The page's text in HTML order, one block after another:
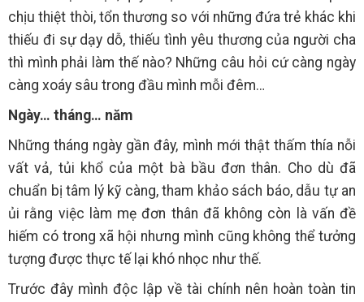
chịu thiệt thòi, tổn thương so với những đứa trẻ khác khi
thiếu đi sự dạy dỗ, thiếu tình yêu thương của người cha
thì mình phải làm thế nào? Những câu hỏi cứ càng ngày
càng xoáy sâu trong đầu mình mỗi đêm…
Ngày… tháng… năm
Những tháng ngày gần đây, mình mới thật thấm thía nỗi
vất vả, tủi khổ của một bà bầu đơn thân. Cho dù đã
chuẩn bị tâm lý kỹ càng, tham khảo sách báo, dẫu tự an
ủi rằng việc làm mẹ đơn thân đã không còn là vấn đề
hiếm có trong xã hội nhưng mình cũng không thể tưởng
tượng được thực tế lại khó nhọc như thế.
Trước đây mình độc lập về tài chính nên hoàn toàn tin